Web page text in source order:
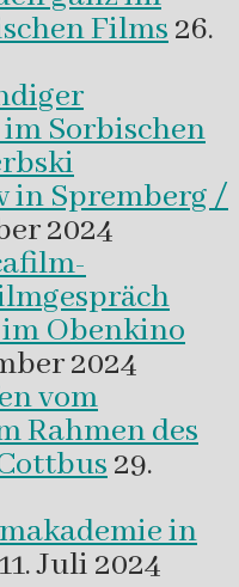
Films 26.
Sorbischen
in Spremberg /
2024
Obenkino
2024
vom
Rahmen des
29.
in
11. Juli 2024